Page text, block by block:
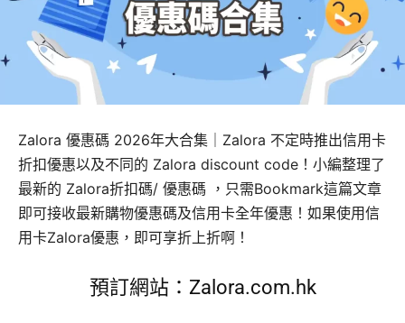
Zalora 優惠碼 2026年大合集｜Zalora 不定時推出信用卡
折扣優惠以及不同的 Zalora discount code！小編整理了
最新的 Zalora折扣碼/ 優惠碼 ，只需Bookmark這篇文章
即可接收最新購物優惠碼及信用卡全年優惠！如果使用信
用卡Zalora優惠，即可享折上折啊！
預訂網站： Zalora.com.hk